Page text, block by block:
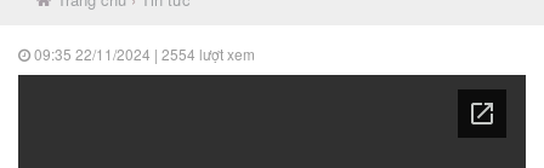
09:35 22/11/2024 | 2554 lượt xem